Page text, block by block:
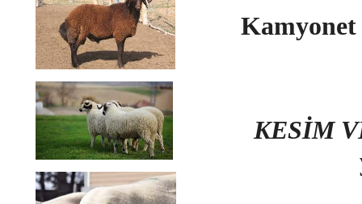
Kamyonet
KESİM